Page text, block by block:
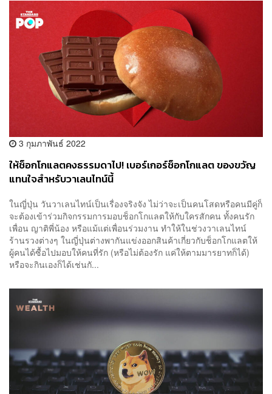
3 กุมภาพันธ์ 2022
ให้ช็อกโกแลตคงธรรมดาไป! เบอร์เกอร์ช็อกโกแลต ของขวัญ
แทนใจสำหรับวาเลนไทน์นี้
ในญี่ปุ่น วันวาเลนไทน์เป็นเรื่องจริงจัง ไม่ว่าจะเป็นคนโสดหรือคนมีคู่ก็
จะต้องเข้าร่วมกิจกรรมการมอบช็อกโกแลตให้กับใครสักคน ทั้งคนรัก
เพื่อน ญาติพี่น้อง หรือแม้แต่เพื่อนร่วมงาน ทำให้ในช่วงวาเลนไทน์
ร้านรวงต่างๆ ในญี่ปุ่นต่างพากันแข่งออกสินค้าเกี่ยวกับช็อกโกแลตให้
ผู้คนได้ซื้อไปมอบให้คนที่รัก (หรือไม่ต้องรัก แค่ให้ตามมารยาทก็ได้)
หรือจะกินเองก็ได้เช่นกั...